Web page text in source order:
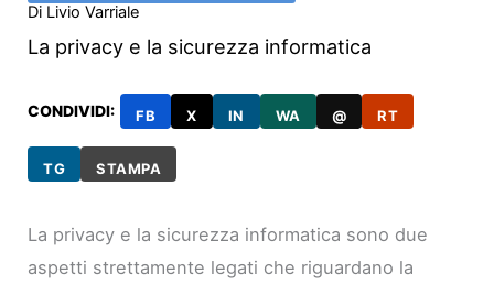
Di Livio Varriale
La privacy e la sicurezza informatica
CONDIVIDI: FB X IN WA @ RT
TG STAMPA
La privacy e la sicurezza informatica sono due
aspetti strettamente legati che riguardano la